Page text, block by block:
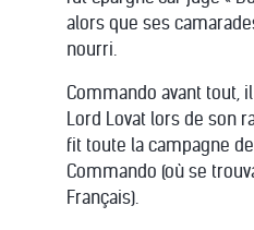
alors que ses
nourri.
Commando avant tout,
Lord Lovat lors de son
fit toute la campagne
Commando (où se
Français).